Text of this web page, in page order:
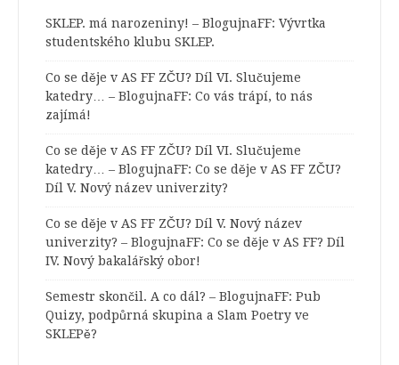
SKLEP. má narozeniny! – BlogujnaFF: Vývrtka
studentského klubu SKLEP.
Co se děje v AS FF ZČU? Díl VI. Slučujeme
katedry… – BlogujnaFF: Co vás trápí, to nás
zajímá!
Co se děje v AS FF ZČU? Díl VI. Slučujeme
katedry… – BlogujnaFF: Co se děje v AS FF ZČU?
Díl V. Nový název univerzity?
Co se děje v AS FF ZČU? Díl V. Nový název
univerzity? – BlogujnaFF: Co se děje v AS FF? Díl
IV. Nový bakalářský obor!
Semestr skončil. A co dál? – BlogujnaFF: Pub
Quizy, podpůrná skupina a Slam Poetry ve
SKLEPě?